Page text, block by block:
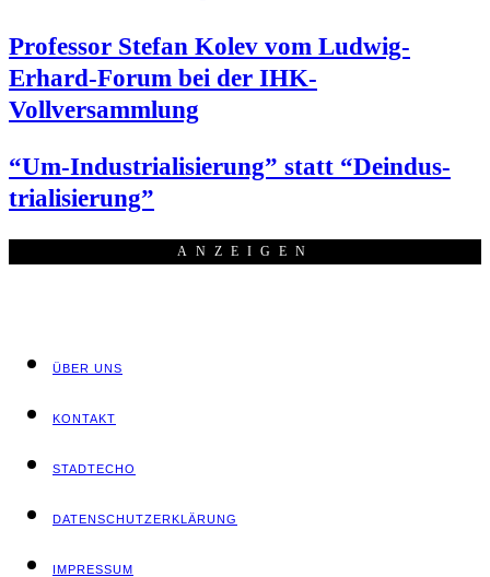
Pro­fes­sor Ste­fan Kolev vom Lud­wig-
Erhard-Forum bei der IHK-
Vollversammlung
“Um-Indus­tria­li­sie­rung” statt “Deindus­
tria­li­sie­rung”
ANZEI­GEN
ÜBER UNS
KON­TAKT
STADT­ECHO
DATEN­SCHUTZ­ER­KLÄ­RUNG
IMPRES­SUM